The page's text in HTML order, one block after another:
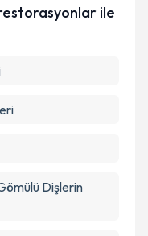
ile
Dişlerin